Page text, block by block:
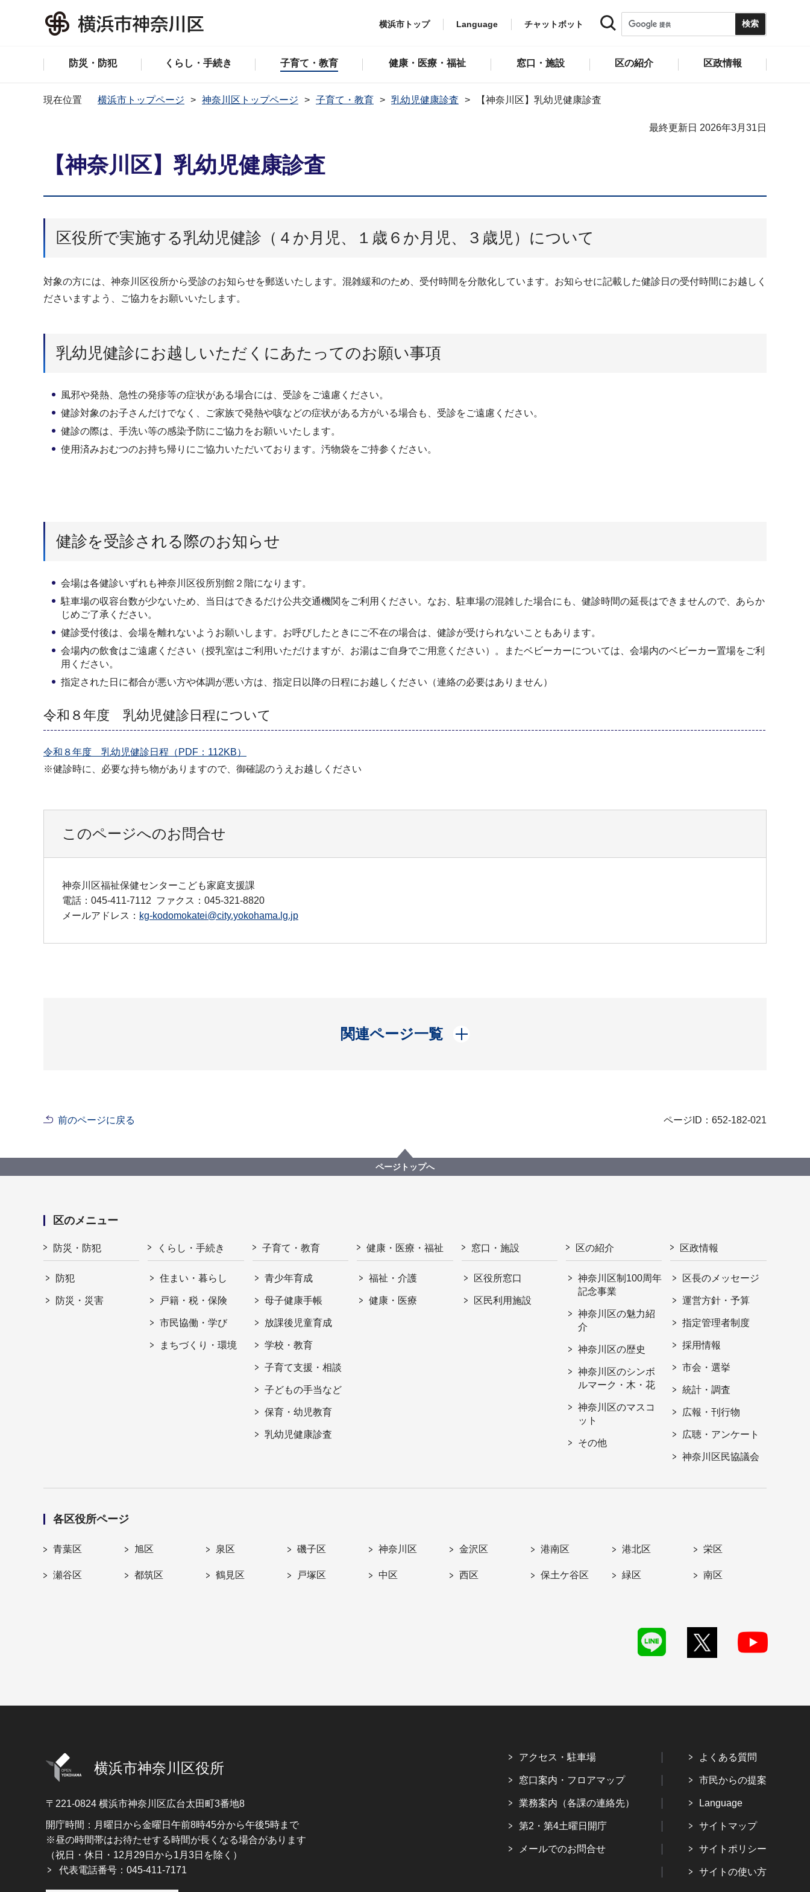
横浜市トップ Language チャットボット
防災・防犯 くらし・手続き 子育て・教育 健康・医療・福祉 窓口・施設 区の紹介 区政情報
現在位置 横浜市トップページ 神奈川区トップページ 子育て・教育 乳幼児健康診査 【神奈川区】乳幼児健康診査
最終更新日 2026年3月31日
【神奈川区】乳幼児健康診査
区役所で実施する乳幼児健診（４か月児、１歳６か月児、３歳児）について
対象の方には、神奈川区役所から受診のお知らせを郵送いたします。混雑緩和のため、受付時間を分散化しています。お知らせに記載した健診日の受付時間にお越しく
ださいますよう、ご協力をお願いいたします。
乳幼児健診にお越しいただくにあたってのお願い事項
風邪や発熱、急性の発疹等の症状がある場合には、受診をご遠慮ください。
健診対象のお子さんだけでなく、ご家族で発熱や咳などの症状がある方がいる場合も、受診をご遠慮ください。
健診の際は、手洗い等の感染予防にご協力をお願いいたします。
使用済みおむつのお持ち帰りにご協力いただいております。汚物袋をご持参ください。
健診を受診される際のお知らせ
会場は各健診いずれも神奈川区役所別館２階になります。
駐車場の収容台数が少ないため、当日はできるだけ公共交通機関をご利用ください。なお、駐車場の混雑した場合にも、健診時間の延長はできませんので、あらか
じめご了承ください。
健診受付後は、会場を離れないようお願いします。お呼びしたときにご不在の場合は、健診が受けられないこともあります。
会場内の飲食はご遠慮ください（授乳室はご利用いただけますが、お湯はご自身でご用意ください）。またベビーカーについては、会場内のベビーカー置場をご利
用ください。
指定された日に都合が悪い方や体調が悪い方は、指定日以降の日程にお越しください（連絡の必要はありません）
令和８年度 乳幼児健診日程について
令和８年度 乳幼児健診日程（PDF：112KB）
※健診時に、必要な持ち物がありますので、御確認のうえお越しください
このページへのお問合せ
神奈川区福祉保健センターこども家庭支援課
電話：045-411-7112 ファクス：045-321-8820
メールアドレス： kg-kodomokatei@city.yokohama.lg.jp
関連ページ一覧
開く
前のページに戻る ページID：652-182-021
ページトップへ
区のメニュー
防災・防犯
防犯
防災・災害
くらし・手続き
住まい・暮らし
戸籍・税・保険
市民協働・学び
まちづくり・環境
子育て・教育
青少年育成
母子健康手帳
放課後児童育成
学校・教育
子育て支援・相談
子どもの手当など
保育・幼児教育
乳幼児健康診査
健康・医療・福祉
福祉・介護
健康・医療
窓口・施設
区役所窓口
区民利用施設
区の紹介
神奈川区制100周年
記念事業
神奈川区の魅力紹
介
神奈川区の歴史
神奈川区のシンボ
ルマーク・木・花
神奈川区のマスコ
ット
その他
区政情報
区長のメッセージ
運営方針・予算
指定管理者制度
採用情報
市会・選挙
統計・調査
広報・刊行物
広聴・アンケート
神奈川区民協議会
各区役所ページ
青葉区 旭区 泉区 磯子区 神奈川区 金沢区 港南区 港北区 栄区
瀬谷区 都筑区 鶴見区 戸塚区 中区 西区 保土ケ谷区 緑区 南区
横浜市神奈川区役所
〒221-0824 横浜市神奈川区広台太田町3番地8
開庁時間：月曜日から金曜日午前8時45分から午後5時まで
※昼の時間帯はお待たせする時間が長くなる場合があります
（祝日・休日・12月29日から1月3日を除く）
代表電話番号：045-411-7171
アクセス・駐車場
窓口案内・フロアマップ
業務案内（各課の連絡先）
第2・第4土曜日開庁
メールでのお問合せ
よくある質問
市民からの提案
Language
サイトマップ
サイトポリシー
サイトの使い方